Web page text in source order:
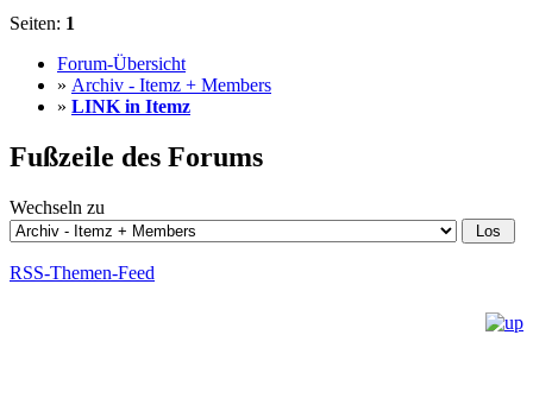
Seiten: 1
Forum-Übersicht
» Archiv - Itemz + Members
» LINK in Itemz
Fußzeile des Forums
Wechseln zu
RSS-Themen-Feed